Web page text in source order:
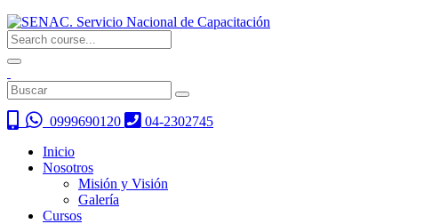
0999690120
04-2302745
Inicio
Nosotros
Misión y Visión
Galería
Cursos